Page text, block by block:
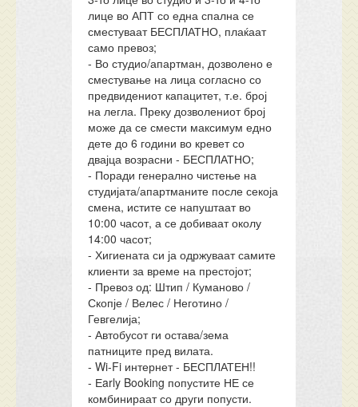
лице во АПТ со една спална се
сместуваат БЕСПЛАТНО, плаќаат
само превоз;
- Во студио/апартман, дозволено е
сместување на лица согласно со
предвидениот капацитет, т.е. број
на легла. Преку дозволениот број
може да се смести максимум едно
дете до 6 години во кревет со
двајца возрасни - БЕСПЛАТНО;
- Поради генерално чистење на
студијата/апартманите после секоја
смена, истите се напуштаат во
10:00 часот, а се добиваат околу
14:00 часот;
- Хигиената си ја одржуваат самите
клиенти за време на престојот;
- Превоз од: Штип / Куманово /
Скопје / Велес / Неготино /
Гевгелија;
- Автобусот ги остава/зема
патниците пред вилата.
- Wi-Fi интернет - БЕСПЛАТЕН!!
- Еarly Booking попустите НЕ се
комбинираат со други попусти.